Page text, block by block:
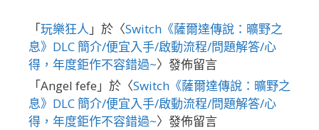
「玩樂狂人 」於〈Switch《薩爾達傳說：曠野之
息》DLC 簡介/便宜入手/啟動流程/問題解答/心
得，年度鉅作不容錯過~〉發佈留言
「Angel fefe 」於〈Switch《薩爾達傳說：曠野之
息》DLC 簡介/便宜入手/啟動流程/問題解答/心
得，年度鉅作不容錯過~〉發佈留言